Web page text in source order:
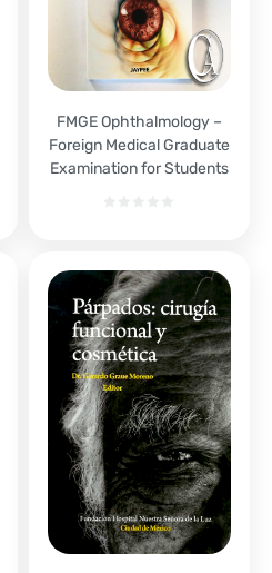
FMGE Ophthalmology –
Foreign Medical Graduate
Examination for Students